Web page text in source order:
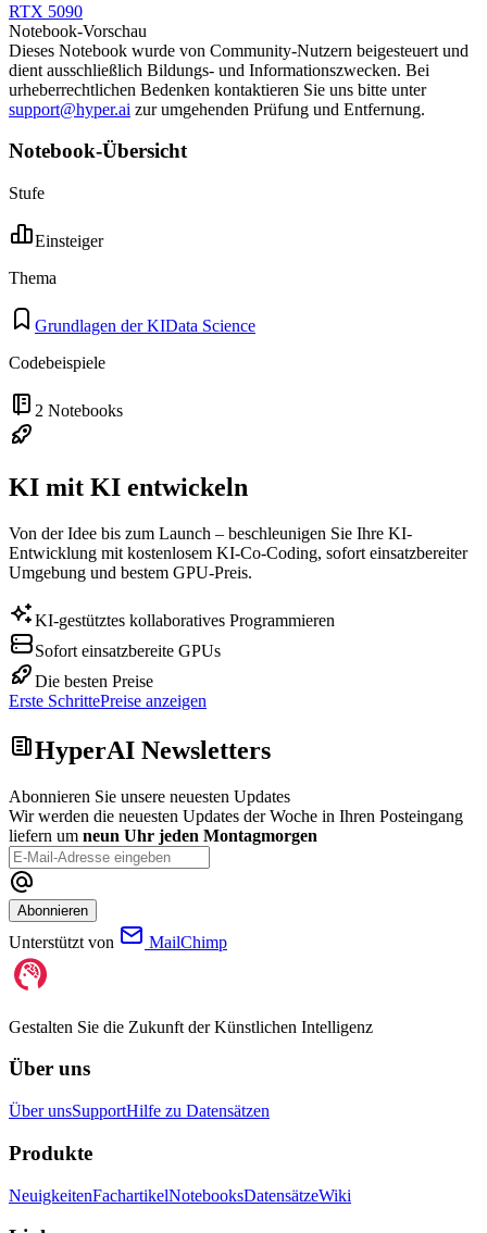
RTX 5090
Notebook-Vorschau
Dieses Notebook wurde von Community-Nutzern beigesteuert und
dient ausschließlich Bildungs- und Informationszwecken. Bei
urheberrechtlichen Bedenken kontaktieren Sie uns bitte unter
support@hyper.ai zur umgehenden Prüfung und Entfernung.
Notebook-Übersicht
Stufe
Einsteiger
Thema
Grundlagen der KIData Science
Codebeispiele
2 Notebooks
KI mit KI entwickeln
Von der Idee bis zum Launch – beschleunigen Sie Ihre KI-
Entwicklung mit kostenlosem KI-Co-Coding, sofort einsatzbereiter
Umgebung und bestem GPU-Preis.
KI-gestütztes kollaboratives Programmieren
Sofort einsatzbereite GPUs
Die besten Preise
Erste SchrittePreise anzeigen
HyperAI Newsletters
Abonnieren Sie unsere neuesten Updates
Wir werden die neuesten Updates der Woche in Ihren Posteingang
liefern um neun Uhr jeden Montagmorgen
Abonnieren
Unterstützt von MailChimp
Gestalten Sie die Zukunft der Künstlichen Intelligenz
Über uns
Über unsSupportHilfe zu Datensätzen
Produkte
NeuigkeitenFachartikelNotebooksDatensätzeWiki